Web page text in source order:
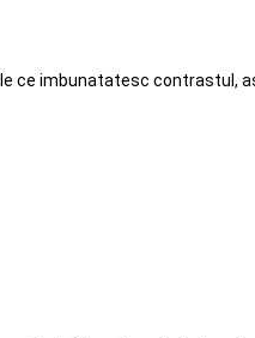
ce imbunatatesc contrastul,